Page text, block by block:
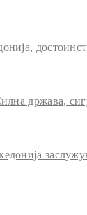
држава,